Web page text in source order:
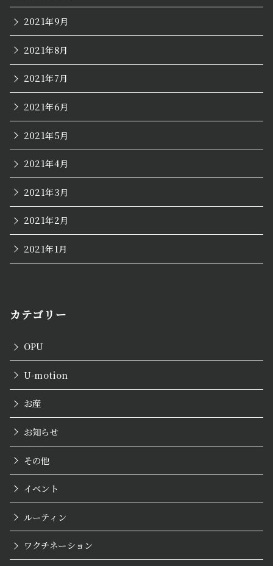
2021年9月
2021年8月
2021年7月
2021年6月
2021年5月
2021年4月
2021年3月
2021年2月
2021年1月
カテゴリー
OPU
U-motion
お産
お知らせ
その他
イベント
ルーティン
ワクチネーション